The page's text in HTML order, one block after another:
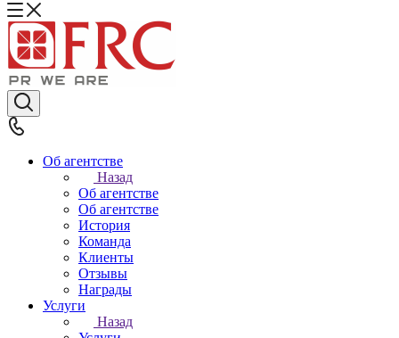
Об агентстве
Назад
Об агентстве
Об агентстве
История
Команда
Клиенты
Отзывы
Награды
Услуги
Назад